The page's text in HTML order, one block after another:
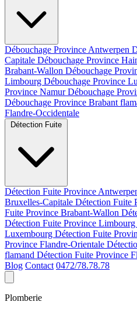
Débouchage Province Antwerpen
Capitale Débouchage Province
Brabant-Wallon Débouchage
Limbourg Débouchage Province
Province NamurDébouchage
Débouchage Province Brabant
Flandre-Occidentale
Détection Fuite Province
Bruxelles-Capitale Détection Fuite
Fuite Province Brabant-Wallon
Détection Fuite Province Limbourg
Luxembourg Détection Fuite
Province Flandre-Orientale
flamand Détection Fuite Province
Blog Contact 0472/78.78.78
Plomberie